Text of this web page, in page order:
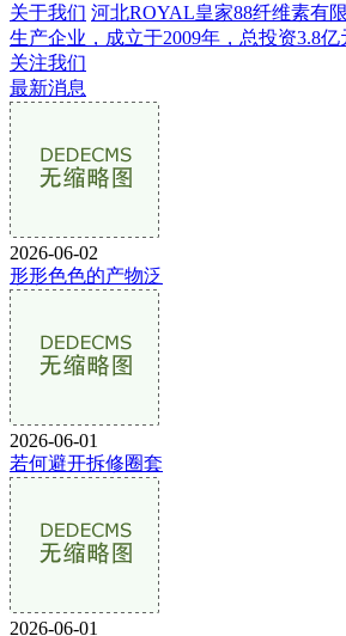
关于我们 河北ROYAL皇家88纤维素有
生产企业，成立于2009年，总投资3.8亿
关注我们
最新消息
2026-06-02
形形色色的产物泛
2026-06-01
若何避开拆修圈套
2026-06-01